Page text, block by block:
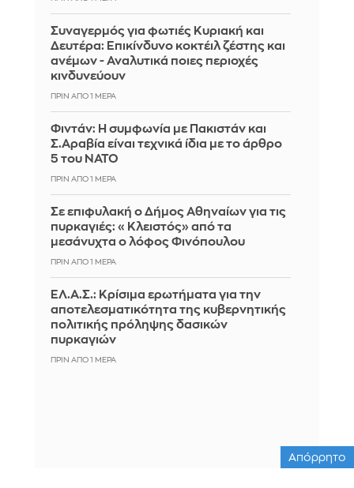
Συναγερμός για φωτιές Κυριακή και
Δευτέρα: Επικίνδυνο κοκτέιλ ζέστης και
ανέμων - Αναλυτικά ποιες περιοχές
κινδυνεύουν
ΠΡΙΝ ΑΠΌ 1 ΜΈΡΑ
Φιντάν: Η συμφωνία με Πακιστάν και
Σ.Αραβία είναι τεχνικά ίδια με το άρθρο
5 του ΝΑΤΟ
ΠΡΙΝ ΑΠΌ 1 ΜΈΡΑ
Σε επιφυλακή ο Δήμος Αθηναίων για τις
πυρκαγιές: «Κλειστός» από τα
μεσάνυχτα ο λόφος Φινόπουλου
ΠΡΙΝ ΑΠΌ 1 ΜΈΡΑ
ΕΛ.Α.Σ.: Κρίσιμα ερωτήματα για την
αποτελεσματικότητα της κυβερνητικής
πολιτικής πρόληψης δασικών
πυρκαγιών
ΠΡΙΝ ΑΠΌ 1 ΜΈΡΑ
Απόρρητο